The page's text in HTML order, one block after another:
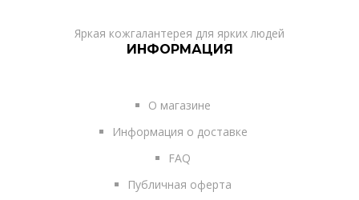
Яркая кожгалантерея для ярких людей
ИНФОРМАЦИЯ
О магазине
Информация о доставке
FAQ
Публичная оферта